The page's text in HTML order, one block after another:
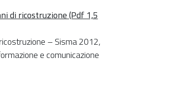
di ricostruzione (Pdf 1,5
– Sisma 2012,
e comunicazione